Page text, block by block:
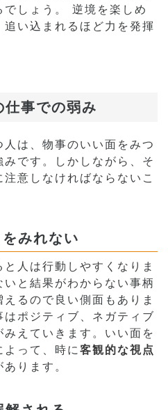
しょう。 逆境を楽しめ
い込まれるほど力を発揮
仕事での弱み
は、物事のいい面をみつ
です。しかしながら、そ
意しなければならないこ
みれない
人は行動しやすくなりま
と結果がわからない事柄
るので良い側面もありま
ポジティブ、ネガティブ
えていきます。いい面を
って、時に客観的な視点
ります。